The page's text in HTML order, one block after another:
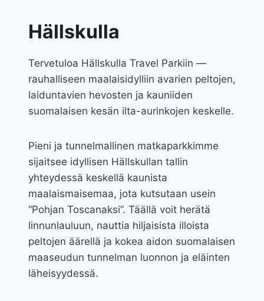
Hällskulla
Tervetuloa Hällskulla Travel Parkiin —
rauhalliseen maalaisidylliin avarien peltojen,
laiduntavien hevosten ja kauniiden
suomalaisen kesän ilta-aurinkojen keskelle.
Pieni ja tunnelmallinen matkaparkkimme
sijaitsee idyllisen Hällskullan tallin
yhteydessä keskellä kaunista
maalaismaisemaa, jota kutsutaan usein
“Pohjan Toscanaksi”. Täällä voit herätä
linnunlauluun, nauttia hiljaisista illoista
peltojen äärellä ja kokea aidon suomalaisen
maaseudun tunnelman luonnon ja eläinten
läheisyydessä.